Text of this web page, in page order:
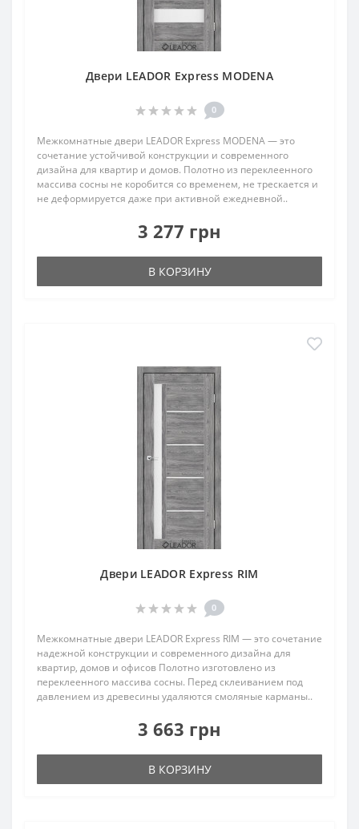
Двери LEADOR Express MODENA
0
Межкомнатные двери LEADOR Express MODENA — это
сочетание устойчивой конструкции и современного
дизайна для квартир и домов. Полотно из переклеенного
массива сосны не коробится со временем, не трескается и
не деформируется даже при активной ежедневной..
3 277 грн
В КОРЗИНУ
Двери LEADOR Express RIM
0
Межкомнатные двери LEADOR Express RIM — это сочетание
надежной конструкции и современного дизайна для
квартир, домов и офисов Полотно изготовлено из
переклеенного массива сосны. Перед склеиванием под
давлением из древесины удаляются смоляные карманы..
3 663 грн
В КОРЗИНУ